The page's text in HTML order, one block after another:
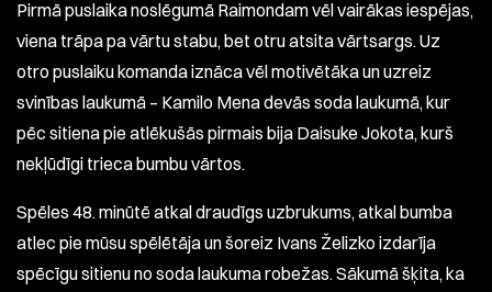
Pirmā puslaika noslēgumā Raimondam vēl vairākas iespējas,
viena trāpa pa vārtu stabu, bet otru atsita vārtsargs. Uz
otro puslaiku komanda iznāca vēl motivētāka un uzreiz
svinības laukumā – Kamilo Mena devās soda laukumā, kur
pēc sitiena pie atlēkušās pirmais bija Daisuke Jokota, kurš
nekļūdīgi trieca bumbu vārtos.
Spēles 48. minūtē atkal draudīgs uzbrukums, atkal bumba
atlec pie mūsu spēlētāja un šoreiz Ivans Želizko izdarīja
spēcīgu sitienu no soda laukuma robežas. Sākumā šķita, ka